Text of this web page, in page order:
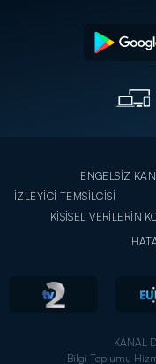
ENGELSİZ
İZLEYİCİ TEMSİLCİSİ
KİŞİSEL VERİLERİN
KANAL
Bilgi Toplumu